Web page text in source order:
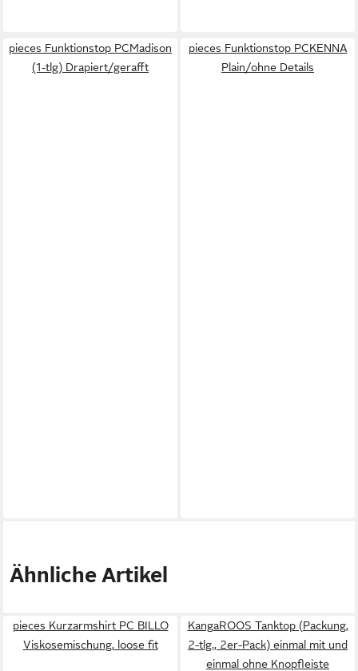
pieces Funktionstop PCMadison
(1-tlg) Drapiert/gerafft
pieces Funktionstop PCKENNA
Plain/ohne Details
Ähnliche Artikel
pieces Kurzarmshirt PC BILLO
Viskosemischung, loose fit
KangaROOS Tanktop (Packung,
2-tlg., 2er-Pack) einmal mit und
einmal ohne Knopfleiste